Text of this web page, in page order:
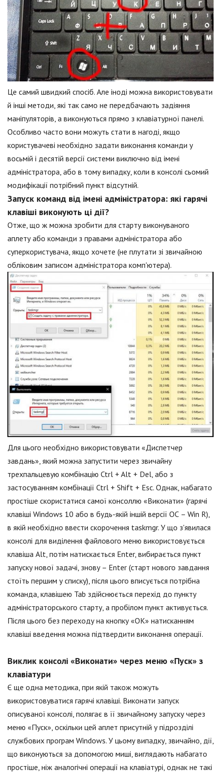
Це самий швидкий спосіб. Але іноді можна використовувати
й інші методи, які так само не передбачають задіяння
маніпуляторів, а виконуються прямо з клавіатурної панелі.
Особливо часто вони можуть стати в нагоді, якщо
користувачеві необхідно задати виконання команди у
восьмій і десятій версії системи виключно від імені
адміністратора, або в тому випадку, коли в консолі сьомий
модифікації потрібний пункт відсутній.
Запуск команд від імені адміністратора: які гарячі
клавіші виконують ці дії?
Отже, що ж можна зробити для старту виконуваного
аплету або команди з правами адміністратора або
суперкористувача, якщо хочете (не плутати зі звичайною
обліковим записом адміністратора комп'ютера).
Для цього необхідно використовувати «Диспетчер
завдань», який можна запустити через звичайну
трехпальцевую комбінацію Ctrl + Alt + Del, або з
застосуванням комбінації Ctrl + Shift + Esc. Однак, набагато
простіше скористатися самої консоллю «Виконати» (гарячі
клавіші Windows 10 або в будь-якій іншій версії ОС – Win R),
в якій необхідно ввести скорочення taskmgr. У що з'явилася
консолі для виділення файлового меню використовується
клавіша Alt, потім натискається Enter, вибирається пункт
запуску нової задачі, знову – Enter (старт нового завдання
стоїть першим у списку), після цього вписується потрібна
команда, клавішею Tab здійснюється перехід до пункту
адміністраторського старту, а пробілом пункт активується.
Після цього без переходу на кнопку «ОК» натисканням
клавіші введення можна підтвердити виконання операції.
Виклик консолі «Виконати» через меню «Пуск» з
клавіатури
Є ще одна методика, при якій також можуть
використовуватися гарячі клавіші. Виконати запуск
описуваної консолі, полягає в її звичайному запуску через
меню «Пуск», оскільки цей аплет присутній у підрозділі
службових програм Windows. У цьому випадку, звичайно, дії,
що виконуються за допомогою миші, виглядають набагато
простіше, ніж аналогічні операції на клавіатурі, однак не такі